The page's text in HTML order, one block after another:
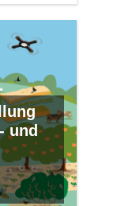
und